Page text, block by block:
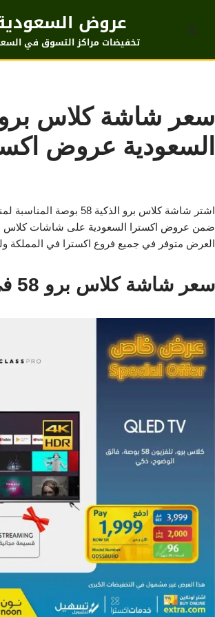
تخطى
عروض
تخفيضات مراكز التسوق في
السعودية عروض
اشتر شاشة كلاس برو الذكية 58
ضمن عروض اكسترا السعودية على شاشات كلاس
العرض متوفر في جميع فروع اكسترا في المملكة
سعر شاشة كلاس برو 58 في السعودية